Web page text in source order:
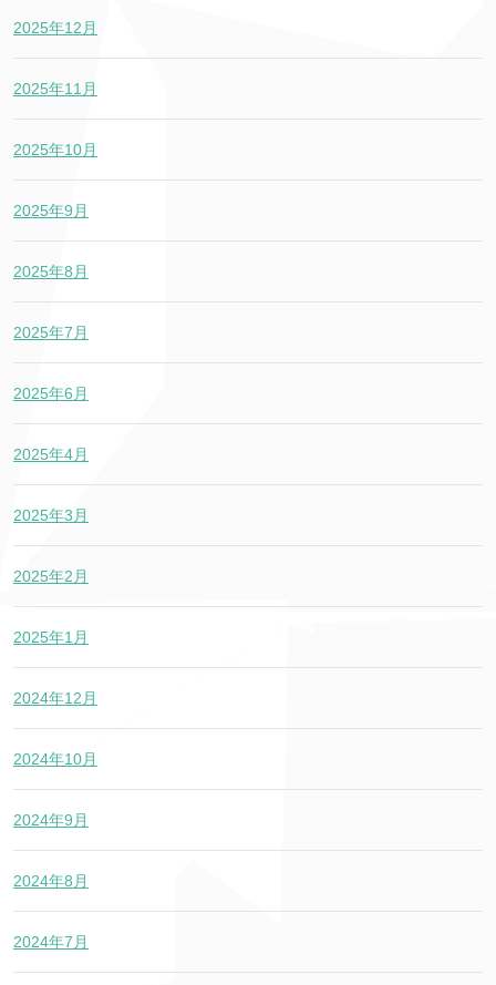
2025年12月
2025年11月
2025年10月
2025年9月
2025年8月
2025年7月
2025年6月
2025年4月
2025年3月
2025年2月
2025年1月
2024年12月
2024年10月
2024年9月
2024年8月
2024年7月